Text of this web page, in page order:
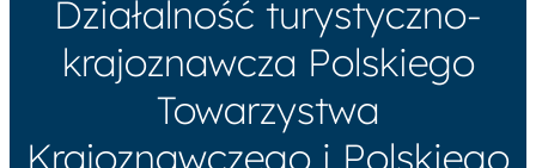
Działalność turystyczno-
krajoznawcza Polskiego
Towarzystwa
Krajoznawczego i Polskiego